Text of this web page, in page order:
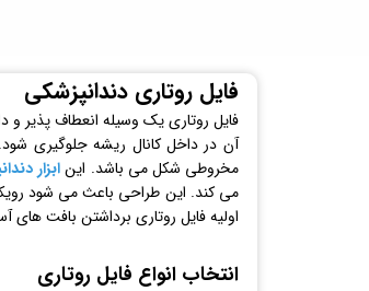
فایل روتاری دندانپزشکی
فایل روتاری یک وسیله انعطاف پذیر و
آن در داخل کانال ریشه جلوگیری
مخروطی شکل می باشد. اینابزار
می کند. این طراحی باعث می شود
اولیه فایل روتاری برداشتن بافت های
انتخاب انواع فایل روتاری